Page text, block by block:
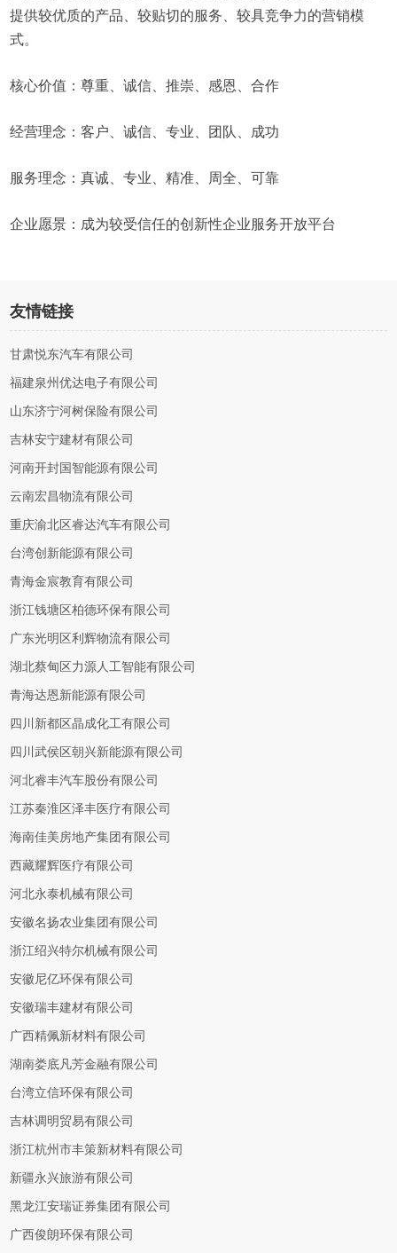
提供较优质的产品、较贴切的服务、较具竞争力的营销模
式。
核心价值：尊重、诚信、推崇、感恩、合作
经营理念：客户、诚信、专业、团队、成功
服务理念：真诚、专业、精准、周全、可靠
企业愿景：成为较受信任的创新性企业服务开放平台
友情链接
甘肃悦东汽车有限公司
福建泉州优达电子有限公司
山东济宁河树保险有限公司
吉林安宁建材有限公司
河南开封国智能源有限公司
云南宏昌物流有限公司
重庆渝北区睿达汽车有限公司
台湾创新能源有限公司
青海金宸教育有限公司
浙江钱塘区柏德环保有限公司
广东光明区利辉物流有限公司
湖北蔡甸区力源人工智能有限公司
青海达恩新能源有限公司
四川新都区晶成化工有限公司
四川武侯区朝兴新能源有限公司
河北睿丰汽车股份有限公司
江苏秦淮区泽丰医疗有限公司
海南佳美房地产集团有限公司
西藏耀辉医疗有限公司
河北永泰机械有限公司
安徽名扬农业集团有限公司
浙江绍兴特尔机械有限公司
安徽尼亿环保有限公司
安徽瑞丰建材有限公司
广西精佩新材料有限公司
湖南娄底凡芳金融有限公司
台湾立信环保有限公司
吉林调明贸易有限公司
浙江杭州市丰策新材料有限公司
新疆永兴旅游有限公司
黑龙江安瑞证券集团有限公司
广西俊朗环保有限公司